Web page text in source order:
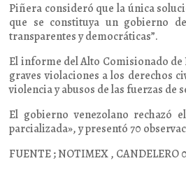
Piñera consideró que la única
que se constituya un gobierno
transparentes y democráticas”.
El informe del Alto Comisionado de
graves violaciones a los derechos
violencia y abusos de las fuerzas de
El gobierno venezolano rechazó
parcializada», y presentó 70
FUENTE ; NOTIMEX , CANDELERO